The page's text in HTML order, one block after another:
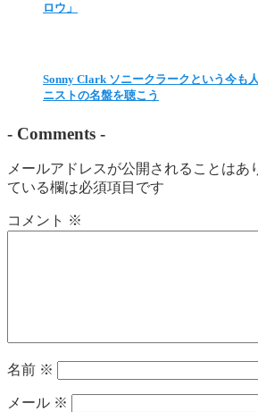
ロウ」
Sonny Clark ソニークラークという今も
ニストの名盤を聴こう
- Comments -
メールアドレスが公開されることはあ
ている欄は必須項目です
コメント ※
名前 ※
メール ※